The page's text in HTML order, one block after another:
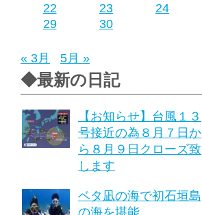
22
23 24
29
30
« 3月 5月 »
◆最新の日記
【お知らせ】台風１３
号接近の為８月７日か
ら８月９日クローズ致
します
ベタ凪の海で初石垣島
の海を堪能